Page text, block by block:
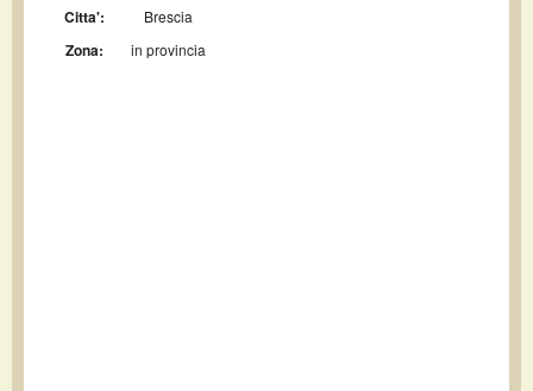
Citta': Brescia
Zona: in provincia